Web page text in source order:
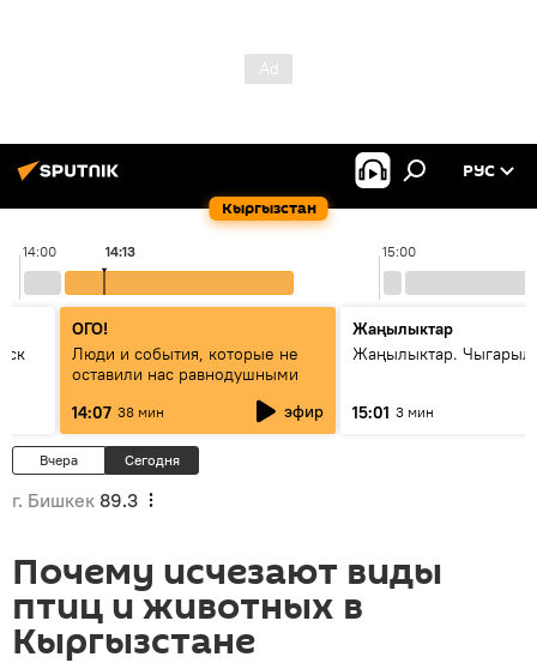
Кыргызстан
РУС
14:00 15:00
14:13
ОГО!
Люди и события, которые не
оставили нас равнодушными
14:07 38 мин эфир
Жаңылыктар
Жаңылыктар.
15:01 3 мин
Вчера Сегодня
г. Бишкек 89.3
Почему исчезают виды
птиц и животных в
Кыргызстане